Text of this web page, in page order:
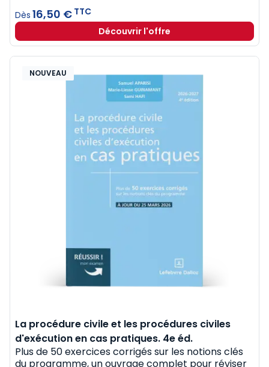
Dès 16,50 € TTC
Découvrir l'offre
NOUVEAU
La procédure civile et les procédures civiles
d'exécution en cas pratiques. 4e éd.
Plus de 50 exercices corrigés sur les notions clés
du programme, un ouvrage complet pour réviser